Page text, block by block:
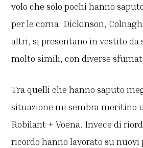
volo che solo pochi hanno
per le corna. Dickinson,
altri, si presentano in vestito da
molto simili, con diverse
Tra quelli che hanno saputo
situazione mi sembra meritino
Robilant + Voena. Invece di
ricordo hanno lavorato su